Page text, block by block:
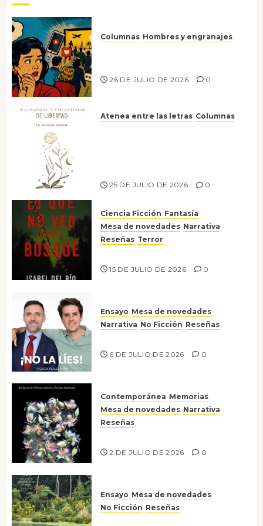
Columnas Hombres y engranajes
26 DE JULIO DE 2026 0
Atenea entre las letras Columnas
25 DE JULIO DE 2026 0
Ciencia Ficción Fantasía
Mesa de novedades Narrativa
Reseñas Terror
15 DE JULIO DE 2026 0
Ensayo Mesa de novedades
Narrativa No Ficción Reseñas
6 DE JULIO DE 2026 0
Contemporánea Memorias
Mesa de novedades Narrativa
Reseñas
2 DE JULIO DE 2026 0
Ensayo Mesa de novedades
No Ficción Reseñas